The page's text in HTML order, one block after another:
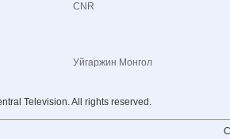
CNR
Уйгаржин Монгол
Television. All rights reserved.